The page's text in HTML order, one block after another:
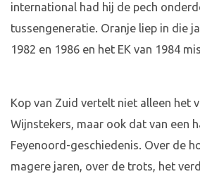
international had hij de pech
tussengeneratie. Oranje liep in die
1982 en 1986 en het EK van 1984
Kop van Zuid vertelt niet alleen het
Wijnstekers, maar ook dat van een
Feyenoord-geschiedenis. Over de
magere jaren, over de trots, het